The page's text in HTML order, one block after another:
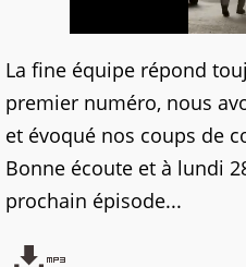
La fine équipe répond
premier numéro, nous
et évoqué nos coups de
Bonne écoute et à lundi
prochain épisode...